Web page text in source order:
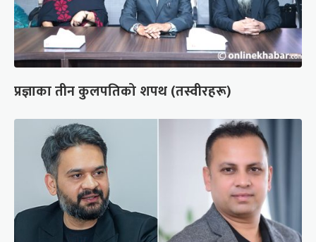
प्रज्ञाका तीन कुलपतिको शपथ (तस्वीरहरू)